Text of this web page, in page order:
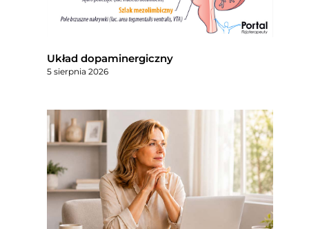
Układ dopaminergiczny
5 sierpnia 2026